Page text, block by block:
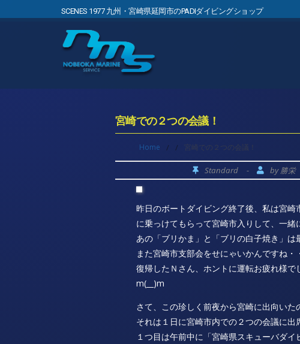
SCENES 1977 九州・宮崎県延岡市のPADIダイビングショップ
宮崎での２つの会議！
Home / / 宮崎での２つの会議！
Standard - by勝栄
昨日のボートダイビング終了後、私は宮
に乗っけてもらって宮崎市入りして、一緒
あの「ブリかま」と「ブリの白子焼き」は
また宮崎市支部会をせにゃいかんですね・
復帰したＮさん、ホントに運転お疲れ様で
m(__)m
さて、この珍しく前夜から宮崎に出向いた
それは１日に宮崎市内での２つの会議に出
１つ目は午前中に「宮崎県スキューバダ